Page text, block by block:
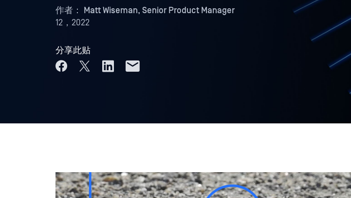
作者：
Matt Wiseman, Senior Product Manager
12，2022
分享此贴